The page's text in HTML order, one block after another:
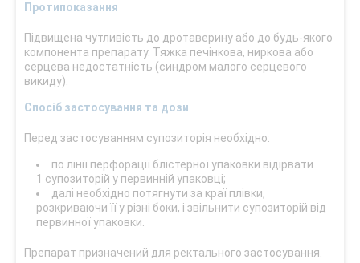
Протипоказання
Підвищена чутливість до дротаверину або до будь-якого
компонента препарату. Тяжка печінкова, ниркова або
серцева недостатність (синдром малого серцевого
викиду).
Спосіб застосування та дози
Перед застосуванням супозиторія необхідно:
по лінії перфорації блістерної упаковки відірвати
1 супозиторій у первинній упаковці;
далі необхідно потягнути за краї плівки,
розкриваючи її у різні боки, і звільнити супозиторій від
первинної упаковки.
Препарат призначений для ректального застосування.